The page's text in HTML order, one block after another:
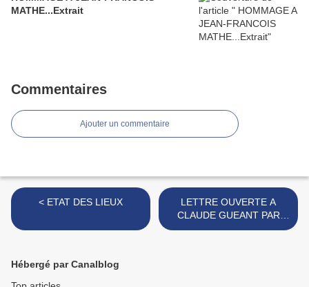
MATHE...Extrait
Commentaires
Ajouter un commentaire
< ETAT DES LIEUX
LETTRE OUVERTE A
CLAUDE GUEANT PAR
ERNEST PEPIN >
Hébergé par Canalblog